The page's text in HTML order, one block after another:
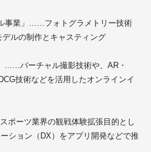
事業」……フォトグラメトリー技術
ルの制作とキャスティング
……バーチャル撮影技術や、AR・
技術などを活用したオンラインイ
ポーツ業界の観戦体験拡張目的とし
ション（DX）をアプリ開発などで推